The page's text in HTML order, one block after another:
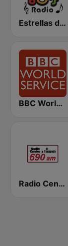
Estrellas de los 80s
BBC World Service
Radio Centro y El Fonógrafo